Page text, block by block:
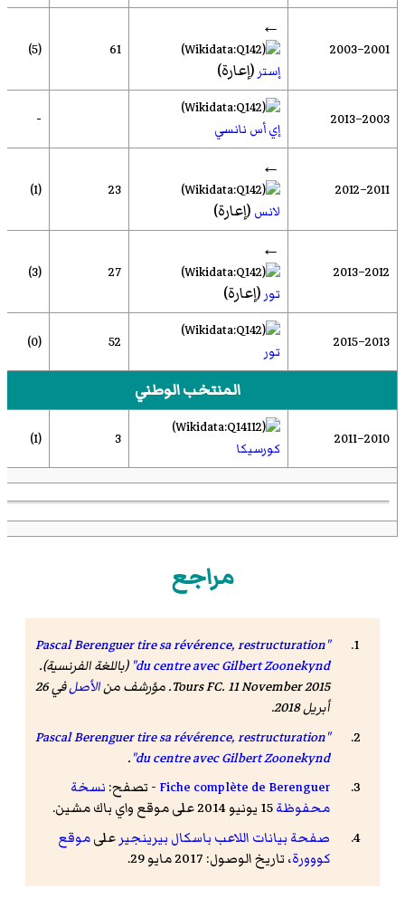
2001–2003
←
إستر(إعارة)
61
(5)
2003–2013
إي أس نانسي -
2011–2012
←
لانس (إعارة)
23
(1)
2012–2013
←
تور(إعارة)
27
(3)
2013–2015
تور
52
(0)
المنتخب الوطني
2010–2011
كورسيكا
3
(1)
مراجع
"Pascal Berenguer tire sa révérence, restructuration
du centre avec Gilbert Zoonekynd" (باللغة الفرنسية).
Tours FC. 11 November 2015. مؤرشف من
الأصل
في 26
أبريل 2018
.
"Pascal Berenguer tire sa révérence, restructuration
du centre avec Gilbert Zoonekynd"
.
Fiche complète de Berenguer - تصفح: نسخة
محفوظة
صفحة بيانات اللاعب باسكال بيرينجير علىموقع
كووورة، تاريخ الوصول: 2017 مايو 29.